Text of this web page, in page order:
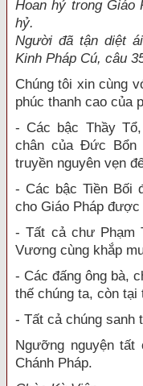
Hoan hỷ trong Giáo
hỷ.
Người đã tận diệt
Kinh Pháp Cú, câu
Chúng tôi xin cùng
phúc thanh cao của
- Các bậc Thầy
chân của Đức Bổn
truyền nguyên vẹn
- Các bậc Tiền Bối
cho Giáo Pháp
- Tất cả chư Phạm
Vương cùng khắp
- Các đấng ông bà,
thế chúng ta, còn tại
- Tất cả chúng sanh
Ngưỡng nguyện tất
Chánh Pháp.